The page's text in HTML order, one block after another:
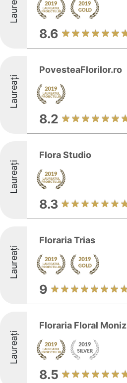
8.6
Laureați
PovesteaFlorilor.ro
8.2
Laureați
Flora Studio
8.3
Laureați
Floraria Trias
9
Laureați
Floraria Floral Moniz
8.5